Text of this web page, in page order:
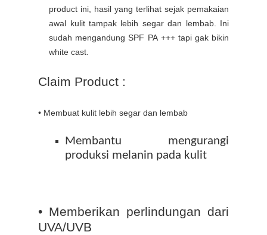
product ini, hasil yang terlihat sejak pemakaian
awal kulit tampak lebih segar dan lembab. Ini
sudah mengandung SPF PA +++ tapi gak bikin
white cast.
Claim Product :
• Membuat kulit lebih segar dan lembab
Membantu mengurangi
produksi melanin pada kulit
• Memberikan perlindungan dari
UVA/UVB